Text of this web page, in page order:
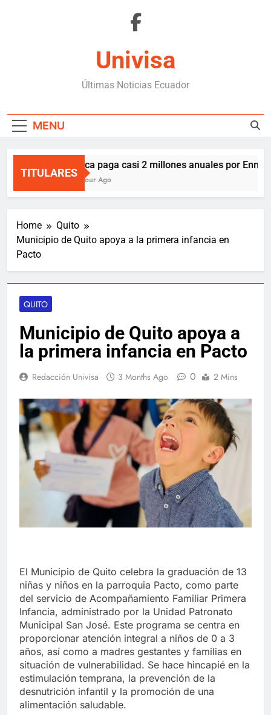
Univisa
Últimas Noticias Ecuador
MENU
TITULARES
Boca paga casi 2 millones anuales por Enner
1 Hour Ago
Home
Quito
Municipio de Quito apoya a la primera infancia en
Pacto
QUITO
Municipio de Quito apoya a
la primera infancia en Pacto
Redacción Univisa 3 Months Ago 0 2 Mins
El Municipio de Quito celebra la graduación de 13
niñas y niños en la parroquia Pacto, como parte
del servicio de Acompañamiento Familiar Primera
Infancia, administrado por la Unidad Patronato
Municipal San José. Este programa se centra en
proporcionar atención integral a niños de 0 a 3
años, así como a madres gestantes y familias en
situación de vulnerabilidad. Se hace hincapié en la
estimulación temprana, la prevención de la
desnutrición infantil y la promoción de una
alimentación saludable.